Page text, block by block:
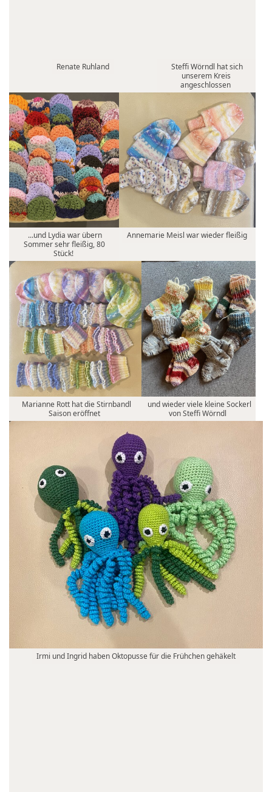
Renate Ruhland
Steffi Wörndl hat sich
unserem Kreis
angeschlossen
...und Lydia war übern
Sommer sehr fleißig, 80
Stück!
Annemarie Meisl war wieder fleißig
Marianne Rott hat die Stirnbandl
Saison eröffnet
und wieder viele kleine Sockerl
von Steffi Wörndl
Irmi und Ingrid haben Oktopusse für die Frühchen gehäkelt